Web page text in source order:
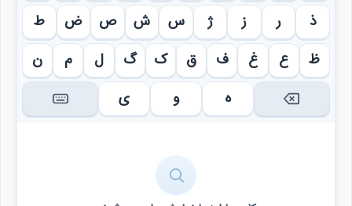
ذ
ر ز ژ س ش ص ض
ط
ظ
ع غ ف ق ک گ ل م
ن
ه
و ی